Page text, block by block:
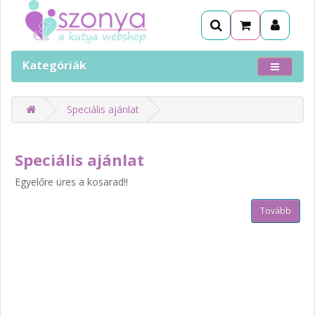
Kategóriák
Speciális ajánlat
Speciális ajánlat
Egyelőre üres a kosarad!!
Tovább